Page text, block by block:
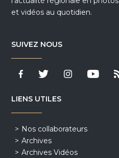
et vidéos au quotidien.
SUIVEZ NOUS
LIENS UTILES
Nos collaborateurs
Archives
Archives Vidéos